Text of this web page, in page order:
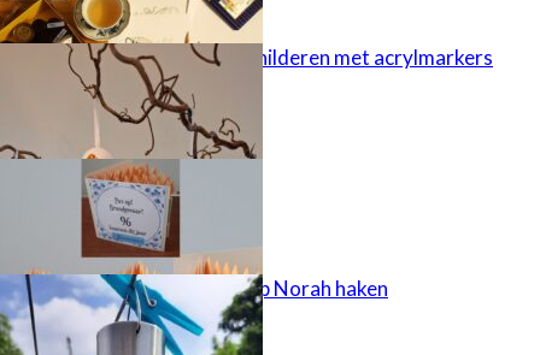
Paaseieren schilderen met acrylmarkers
memory lane
solar hanglamp Norah haken